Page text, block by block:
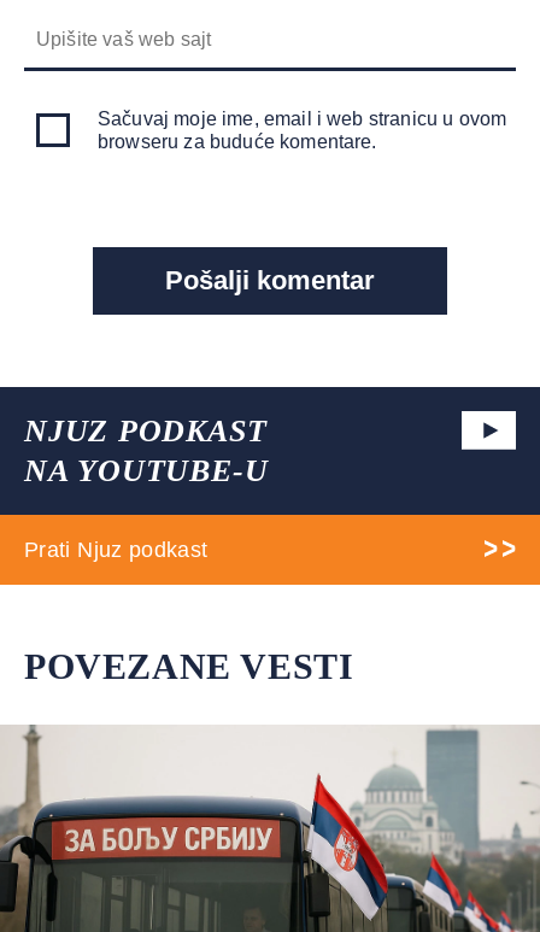
Sačuvaj moje ime, email i web stranicu u ovom
browseru za buduće komentare.
NJUZ PODKAST
NA YOUTUBE-U
Prati Njuz podkast
POVEZANE VESTI